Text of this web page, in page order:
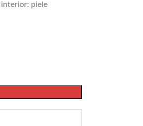
interior: piele